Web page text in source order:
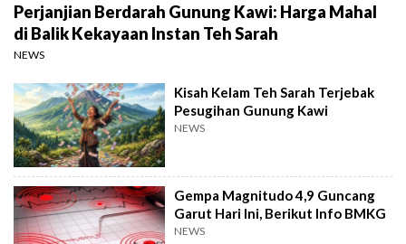
Perjanjian Berdarah Gunung Kawi: Harga Mahal
di Balik Kekayaan Instan Teh Sarah
NEWS
Kisah Kelam Teh Sarah Terjebak
Pesugihan Gunung Kawi
NEWS
Gempa Magnitudo 4,9 Guncang
Garut Hari Ini, Berikut Info BMKG
NEWS